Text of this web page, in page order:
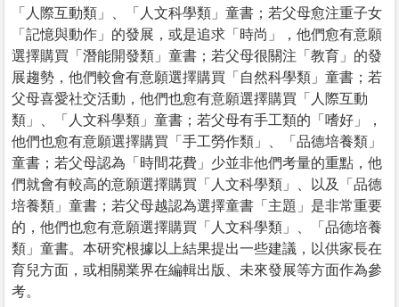
「人際互動類」、「人文科學類」童書；若父母愈注重子女
「記憶與動作」的發展，或是追求「時尚」，他們愈有意願
選擇購買「潛能開發類」童書；若父母很關注「教育」的發
展趨勢，他們較會有意願選擇購買「自然科學類」童書；若
父母喜愛社交活動，他們也愈有意願選擇購買「人際互動
類」、「人文科學類」童書；若父母有手工類的「嗜好」，
他們也愈有意願選擇購買「手工勞作類」、「品德培養類」
童書；若父母認為「時間花費」少並非他們考量的重點，他
們就會有較高的意願選擇購買「人文科學類」、以及「品德
培養類」童書；若父母越認為選擇童書「主題」是非常重要
的，他們也愈有意願選擇購買「人文科學類」、「品德培養
類」童書。本研究根據以上結果提出一些建議，以供家長在
育兒方面，或相關業界在編輯出版、未來發展等方面作為參
考。